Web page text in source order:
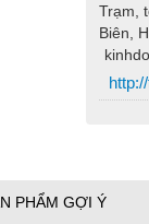
Trạm,
Biên,
PHẨM GỢI Ý